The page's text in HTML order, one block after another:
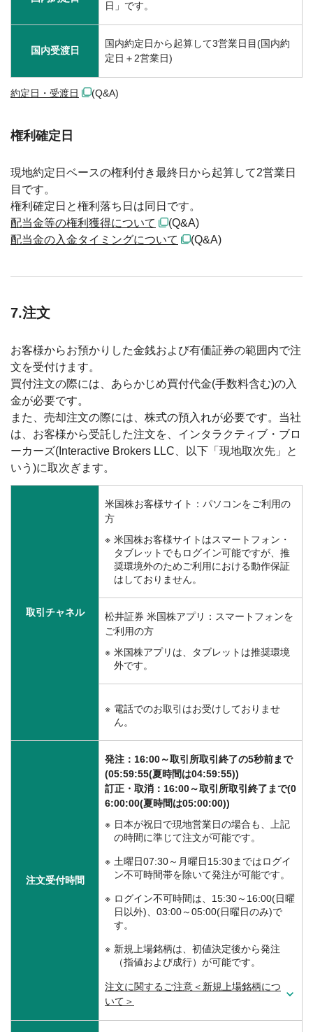
日」です。
国内受渡日
国内約定日から起算して3営業日目(国内約
定日＋2営業日)
約定日・受渡日 (Q&A)
権利確定日
現地約定日ベースの権利付き最終日から起算して2営業日
目です。
権利確定日と権利落ち日は同日です。
配当金等の権利獲得について
(Q&A)
配当金の入金タイミングについて
(Q&A)
7.注文
お客様からお預かりした金銭および有価証券の範囲内で注
文を受付けます。
買付注文の際には、あらかじめ買付代金(手数料含む)の入
金が必要です。
また、売却注文の際には、株式の預入れが必要です。当社
は、お客様から受託した注文を、インタラクティブ・ブロ
ーカーズ(Interactive Brokers LLC、以下「現地取次先」と
いう)に取次ぎます。
取引チャネル
米国株お客様サイト：パソコンをご利用の
方
米国株お客様サイトはスマートフォン・
タブレットでもログイン可能ですが、推
奨環境外のためご利用における動作保証
はしておりません。
松井証券 米国株アプリ：スマートフォンを
ご利用の方
米国株アプリは、タブレットは推奨環境
外です。
電話でのお取引はお受けしておりませ
ん。
注文受付時間
発注：16:00～取引所取引終了の5秒前まで
(05:59:55(夏時間は04:59:55))
訂正・取消：16:00～取引所取引終了まで(0
6:00:00(夏時間は05:00:00))
日本が祝日で現地営業日の場合も、上記
の時間に準じて注文が可能です。
土曜日07:30～月曜日15:30まではログイ
ン不可時間帯を除いて発注が可能です。
ログイン不可時間は、15:30～16:00(日曜
日以外)、03:00～05:00(日曜日のみ)で
す。
新規上場銘柄は、初値決定後から発注
（指値および成行）が可能です。
注文に関するご注意＜新規上場銘柄につ
いて＞